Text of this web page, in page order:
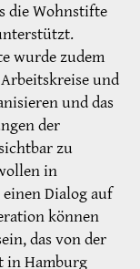
die Wohnstifte
wurde zudem
und
und das
der
zu
in
Dialog auf
können
das von der
in Hamburg